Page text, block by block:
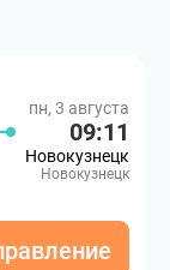
пн, 3 августа
09:11
Новокузнецк
Новокузнецк